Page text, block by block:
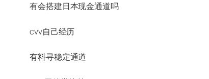
有会搭建日本现金通道吗
cvv自己经历
有料寻稳定通道